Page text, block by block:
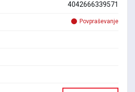
4042666339571
Povpraševanje